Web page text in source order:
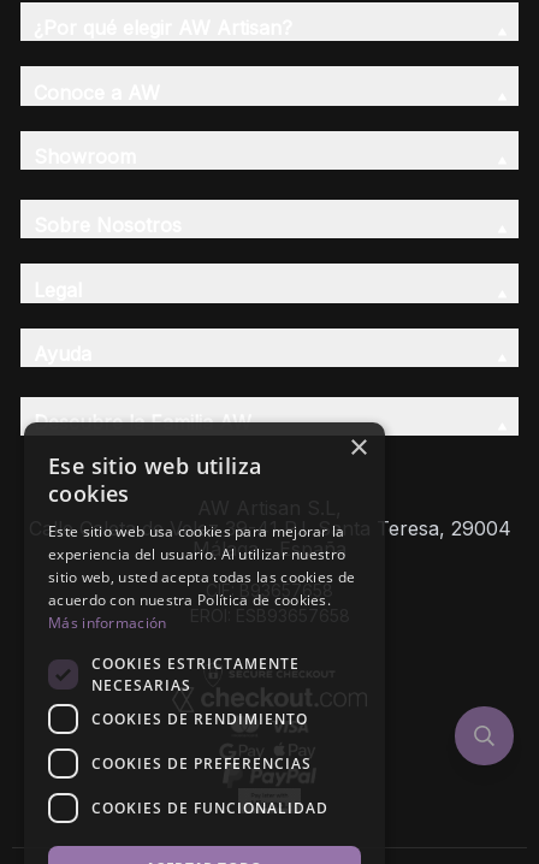
Descubre la Familia AW
Calle Caleta de Velez 39-41 P.I. Santa Teresa, 29004
Málaga - España
CIF: B93657658
×
Ese sitio web utiliza
cookies
Este sitio web usa cookies para mejorar la
experiencia del usuario. Al utilizar nuestro
sitio web, usted acepta todas las cookies de
acuerdo con nuestra Política de cookies.
Más información
COOKIES ESTRICTAMENTE
NECESARIAS
COOKIES DE RENDIMIENTO
COOKIES DE PREFERENCIAS
COOKIES DE FUNCIONALIDAD